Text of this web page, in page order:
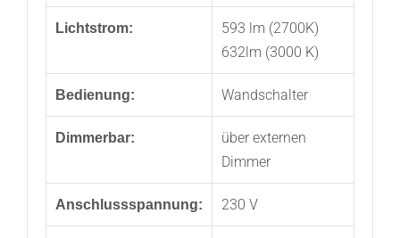
Lichtstrom:
593 lm (2700K)
632lm (3000 K)
Bedienung: Wandschalter
Dimmerbar:
über externen
Dimmer
Anschlussspannung: 230 V